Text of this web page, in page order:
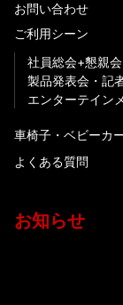
お問い合わせ
ご利用シーン
社員総会+懇親会
製品発表会・記
エンターテイン
車椅子・ベビーカ
よくある質問
お知らせ